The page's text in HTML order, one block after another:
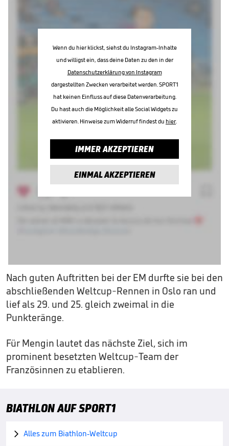
Wenn du hier klickst, siehst du Instagram-Inhalte
und willigst ein, dass deine Daten zu den in der
Datenschutzerklärung von Instagram
dargestellten Zwecken verarbeitet werden. SPORT1
hat keinen Einfluss auf diese Datenverarbeitung.
Du hast auch die Möglichkeit alle Social Widgets zu
aktivieren. Hinweise zum Widerruf findest du hier.
IMMER AKZEPTIEREN
EINMAL AKZEPTIEREN
Nach guten Auftritten bei der EM durfte sie bei den
abschließenden Weltcup-Rennen in Oslo ran und
lief als 29. und 25. gleich zweimal in die
Punkteränge.
Für Mengin lautet das nächste Ziel, sich im
prominent besetzten Weltcup-Team der
Französinnen zu etablieren.
BIATHLON AUF SPORT1
 Alles zum Biathlon-Weltcup